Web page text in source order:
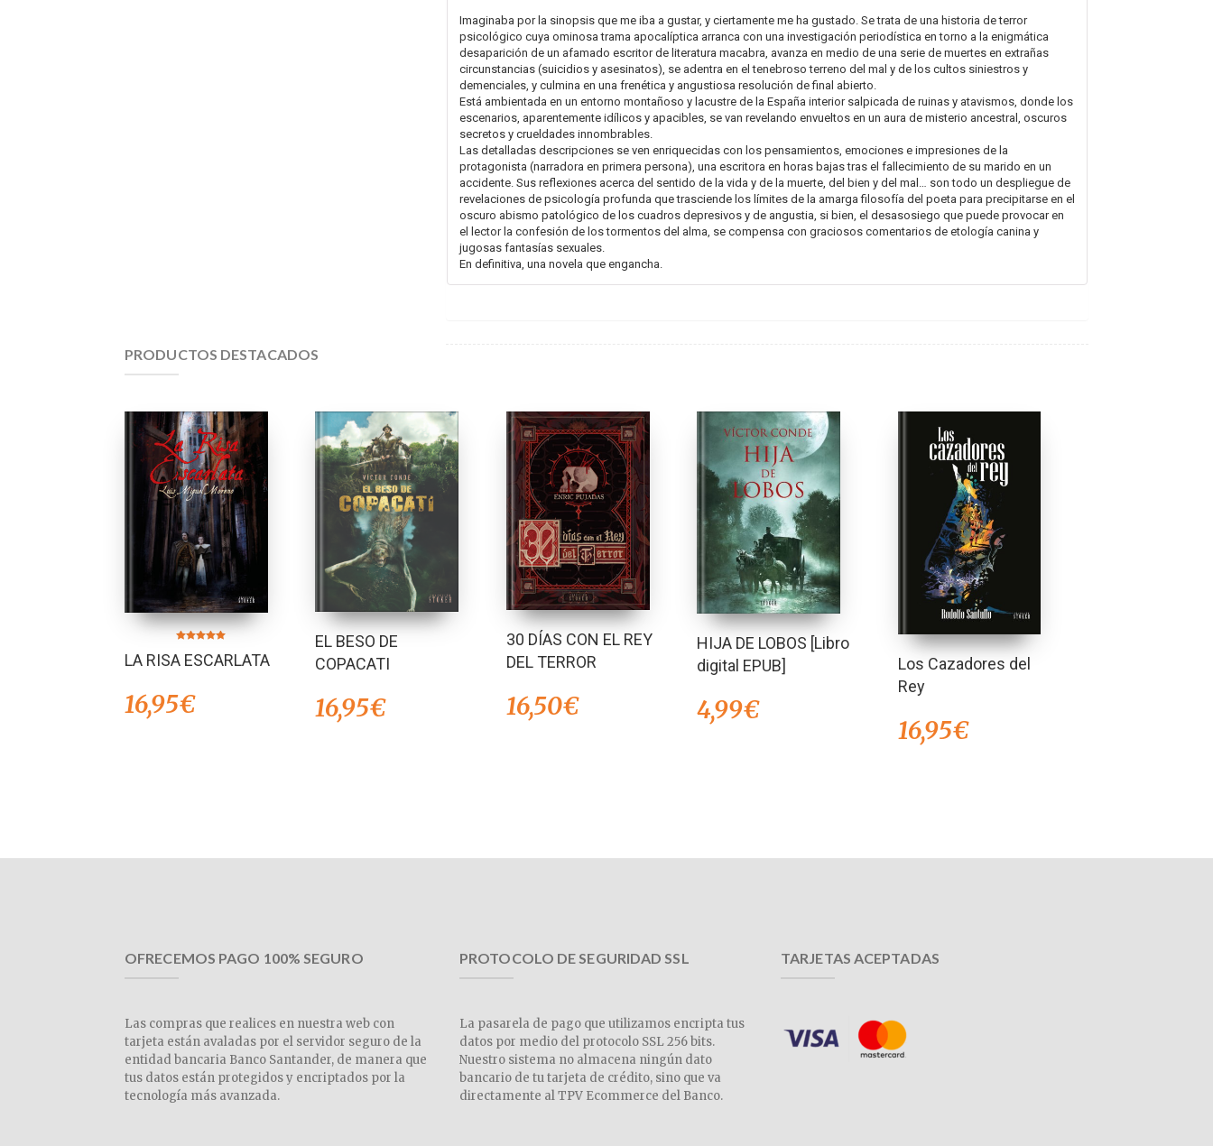
de 5
Imaginaba por la sinopsis que me iba a gustar, y ciertamente me ha gustado. Se trata de una historia de terror
psicológico cuya ominosa trama apocalíptica arranca con una investigación periodística en torno a la enigmática
desaparición de un afamado escritor de literatura macabra, avanza en medio de una serie de muertes en extrañas
circunstancias (suicidios y asesinatos), se adentra en el tenebroso terreno del mal y de los cultos siniestros y
demenciales, y culmina en una frenética y angustiosa resolución de final abierto.
Está ambientada en un entorno montañoso y lacustre de la España interior salpicada de ruinas y atavismos, donde los
escenarios, aparentemente idílicos y apacibles, se van revelando envueltos en un aura de misterio ancestral, oscuros
secretos y crueldades innombrables.
Las detalladas descripciones se ven enriquecidas con los pensamientos, emociones e impresiones de la
protagonista (narradora en primera persona), una escritora en horas bajas tras el fallecimiento de su marido en un
accidente. Sus reflexiones acerca del sentido de la vida y de la muerte, del bien y del mal… son todo un despliegue de
revelaciones de psicología profunda que trasciende los límites de la amarga filosofía del poeta para precipitarse en el
oscuro abismo patológico de los cuadros depresivos y de angustia, si bien, el desasosiego que puede provocar en
el lector la confesión de los tormentos del alma, se compensa con graciosos comentarios de etología canina y
jugosas fantasías sexuales.
En definitiva, una novela que engancha.
PRODUCTOS DESTACADOS
5.00
de 5
LA RISA ESCARLATA
16,95€
EL BESO DE
COPACATI
16,95€
30 DÍAS CON EL REY
DEL TERROR
16,50€
HIJA DE LOBOS [Libro
digital EPUB]
4,99€
Los Cazadores del
Rey
16,95€
OFRECEMOS PAGO 100% SEGURO
Las compras que realices en nuestra web con
tarjeta están avaladas por el servidor seguro de la
entidad bancaria Banco Santander, de manera que
tus datos están protegidos y encriptados por la
tecnología más avanzada.
PROTOCOLO DE SEGURIDAD SSL
La pasarela de pago que utilizamos encripta tus
datos por medio del protocolo SSL 256 bits.
Nuestro sistema no almacena ningún dato
bancario de tu tarjeta de crédito, sino que va
directamente al TPV Ecommerce del Banco.
TARJETAS ACEPTADAS